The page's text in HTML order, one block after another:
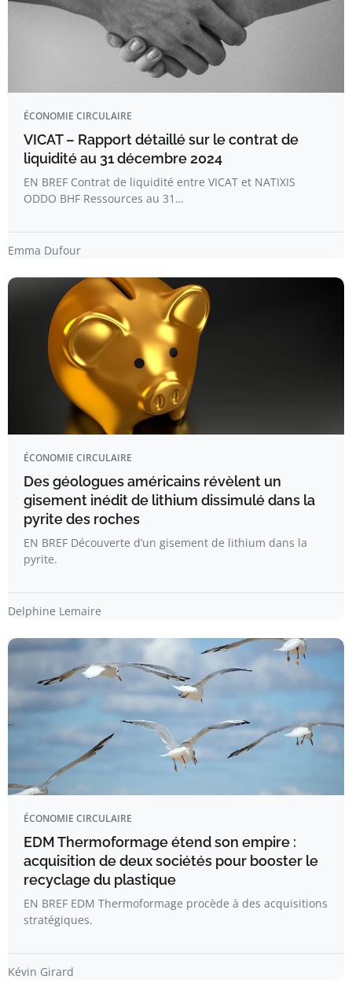
ÉCONOMIE CIRCULAIRE
VICAT – Rapport détaillé sur le contrat de
liquidité au 31 décembre 2024
EN BREF Contrat de liquidité entre VICAT et NATIXIS
ODDO BHF Ressources au 31…
Emma Dufour
ÉCONOMIE CIRCULAIRE
Des géologues américains révèlent un
gisement inédit de lithium dissimulé dans la
pyrite des roches
EN BREF Découverte d’un gisement de lithium dans la
pyrite.
Delphine Lemaire
ÉCONOMIE CIRCULAIRE
EDM Thermoformage étend son empire :
acquisition de deux sociétés pour booster le
recyclage du plastique
EN BREF EDM Thermoformage procède à des acquisitions
stratégiques.
Kévin Girard